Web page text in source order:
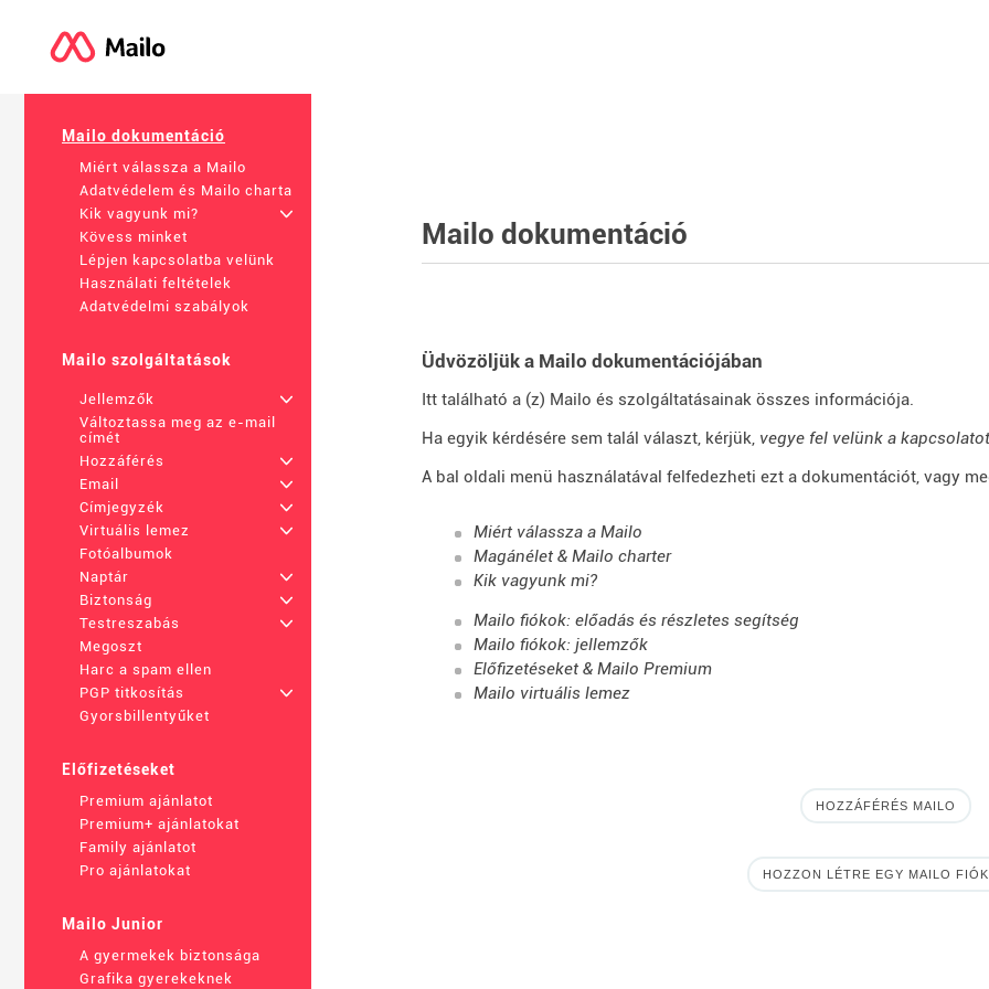
Mailo dokumentáció
Miért válassza a Mailo
Adatvédelem és Mailo charta
Kik vagyunk mi?
+
Kövess minket
Lépjen kapcsolatba velünk
Használati feltételek
Adatvédelmi szabályok
Mailo szolgáltatások
Jellemzők
+
Változtassa meg az e-mail
címét
Hozzáférés
+
Email
+
Címjegyzék
+
Virtuális lemez
+
Fotóalbumok
Naptár
+
Biztonság
+
Testreszabás
+
Megoszt
Harc a spam ellen
PGP titkosítás
+
Gyorsbillentyűket
Előfizetéseket
Premium ajánlatot
Premium+ ajánlatokat
Family ajánlatot
Pro ajánlatokat
Mailo Junior
A gyermekek biztonsága
Grafika gyerekeknek
Mailo dokumentáció
Üdvözöljük a Mailo dokumentációjában
Itt található a (z) Mailo és szolgáltatásainak összes információja.
Ha egyik kérdésére sem talál választ, kérjük, vegye fel velünk a kapcsolatot
A bal oldali menü használatával felfedezheti ezt a dokumentációt, vagy
Miért válassza a Mailo
Magánélet & Mailo charter
Kik vagyunk mi?
Mailo fiókok: előadás és részletes segítség
Mailo fiókok: jellemzők
Előfizetéseket & Mailo Premium
Mailo virtuális lemez
HOZZÁFÉRÉS MAILO
HOZZON LÉTRE EGY MAILO